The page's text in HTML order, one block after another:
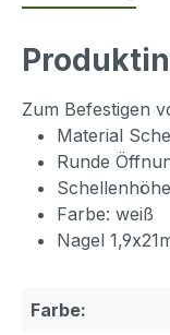
Zum Befestigen
Material
Runde
Farbe: weiß
Nagel
Farbe: